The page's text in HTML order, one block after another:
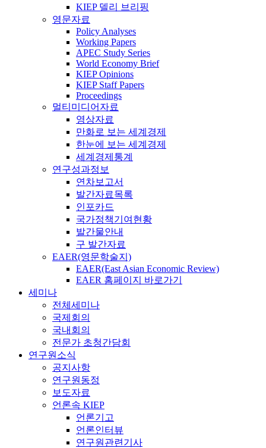
KIEP 델리 브리핑
영문자료
Policy Analyses
Working Papers
APEC Study Series
World Economy Brief
KIEP Opinions
KIEP Staff Papers
Proceedings
멀티미디어자료
영상자료
만화로 보는 세계경제
한눈에 보는 세계경제
세계경제통계
연구성과정보
연차보고서
발간자료목록
인포카드
국가정책기여현황
발간물안내
구 발간자료
EAER(영문학술지)
EAER(East Asian Economic Review)
EAER 홈페이지 바로가기
세미나
전체세미나
국제회의
국내회의
전문가 초청간담회
연구원소식
공지사항
연구원동정
보도자료
언론속 KIEP
언론기고
언론인터뷰
연구원관련기사